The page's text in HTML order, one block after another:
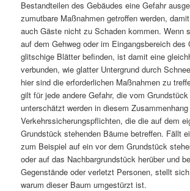
Bestandteilen des Gebäudes eine Gefahr
zumutbare Maßnahmen getroffen werden,
auch Gäste nicht zu Schaden kommen. Wenn
auf dem Gehweg oder im Eingangsbereich des
glitschige Blätter befinden, ist damit eine
verbunden, wie glatter Untergrund durch
hier sind die erforderlichen Maßnahmen zu
gilt für jede andere Gefahr, die vom
unterschätzt werden in diesem Zusammenhang
Verkehrssicherungspflichten, die die auf dem
Grundstück stehenden Bäume betreffen. Fällt
zum Beispiel auf ein vor dem Grundstück
oder auf das Nachbargrundstück herüber und
Gegenstände oder verletzt Personen, stellt
warum dieser Baum umgestürzt ist.